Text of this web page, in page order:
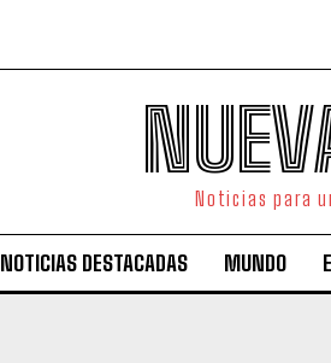
Noticias para
NOTICIAS DESTACADAS MUNDO